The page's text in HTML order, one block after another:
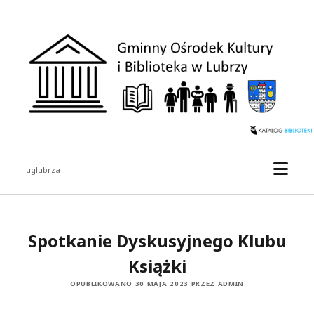
uglubrza
Spotkanie Dyskusyjnego Klubu
Książki
OPUBLIKOWANO 30 MAJA 2023 PRZEZ ADMIN